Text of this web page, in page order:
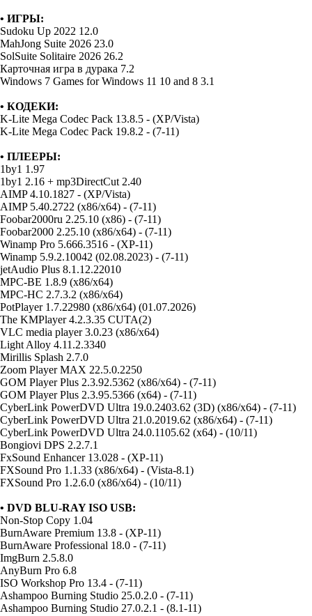
• ИГРЫ:
Sudoku Up 2022 12.0
MahJong Suite 2026 23.0
SolSuite Solitaire 2026 26.2
Карточная игра в дурака 7.2
Windows 7 Games for Windows 11 10 and 8 3.1
• КОДЕКИ:
K-Lite Mega Codec Pack 13.8.5 - (XP/Vista)
K-Lite Mega Codec Pack 19.8.2 - (7-11)
• ПЛЕЕРЫ:
1by1 1.97
1by1 2.16 + mp3DirectCut 2.40
AIMP 4.10.1827 - (XP/Vista)
AIMP 5.40.2722 (x86/x64) - (7-11)
Foobar2000ru 2.25.10 (x86) - (7-11)
Foobar2000 2.25.10 (x86/x64) - (7-11)
Winamp Pro 5.666.3516 - (XP-11)
Winamp 5.9.2.10042 (02.08.2023) - (7-11)
jetAudio Plus 8.1.12.22010
MPC-BE 1.8.9 (x86/x64)
MPC-HC 2.7.3.2 (x86/x64)
PotPlayer 1.7.22980 (x86/x64) (01.07.2026)
The KMPlayer 4.2.3.35 CUTA(2)
VLC media player 3.0.23 (x86/x64)
Light Alloy 4.11.2.3340
Mirillis Splash 2.7.0
Zoom Player MAX 22.5.0.2250
GOM Player Plus 2.3.92.5362 (x86/x64) - (7-11)
GOM Player Plus 2.3.95.5366 (x64) - (7-11)
CyberLink PowerDVD Ultra 19.0.2403.62 (3D) (x86/x64) - (7-11)
CyberLink PowerDVD Ultra 21.0.2019.62 (x86/x64) - (7-11)
CyberLink PowerDVD Ultra 24.0.1105.62 (x64) - (10/11)
Bongiovi DPS 2.2.7.1
FxSound Enhancer 13.028 - (XP-11)
FXSound Pro 1.1.33 (x86/x64) - (Vista-8.1)
FXSound Pro 1.2.6.0 (x86/x64) - (10/11)
• DVD BLU-RAY ISO USB:
Non-Stop Copy 1.04
BurnAware Premium 13.8 - (XP-11)
BurnAware Professional 18.0 - (7-11)
ImgBurn 2.5.8.0
AnyBurn Pro 6.8
ISO Workshop Pro 13.4 - (7-11)
Ashampoo Burning Studio 25.0.2.0 - (7-11)
Ashampoo Burning Studio 27.0.2.1 - (8.1-11)